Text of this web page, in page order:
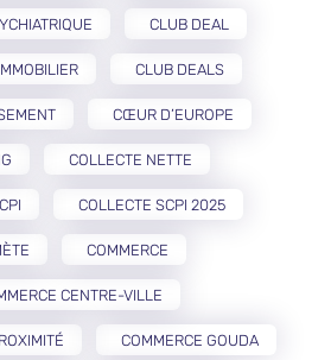
CLUB DEAL
CLUB DEALS
CŒUR D’EUROPE
COLLECTE NETTE
COLLECTE SCPI 2025
COMMERCE
CENTRE-VILLE
COMMERCE GOUDA